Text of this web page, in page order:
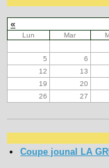
«
Lun Mar
5
6
12
13
19
20
26
27
Coupe jounal LA